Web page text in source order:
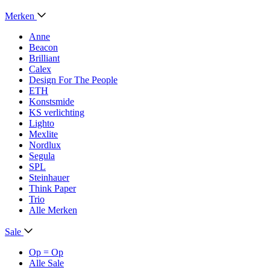
Merken
Anne
Beacon
Brilliant
Calex
Design For The People
ETH
Konstsmide
KS verlichting
Lighto
Mexlite
Nordlux
Segula
SPL
Steinhauer
Think Paper
Trio
Alle Merken
Sale
Op = Op
Alle Sale